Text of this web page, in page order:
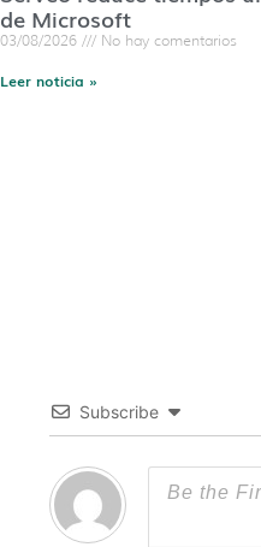
de Microsoft
03/08/2026 No hay comentarios
Leer noticia »
Subscribe